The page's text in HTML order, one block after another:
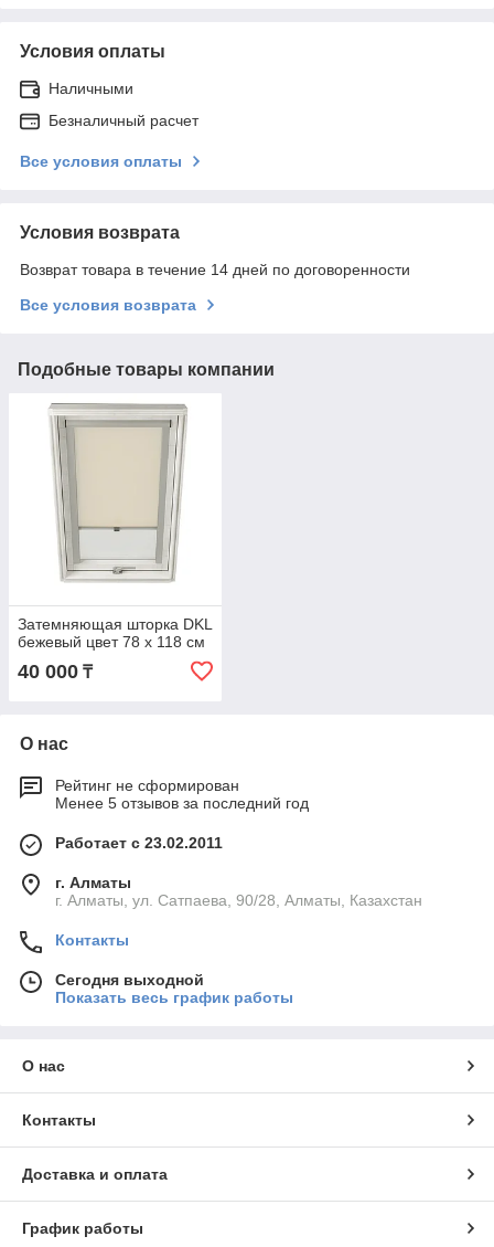
Условия оплаты
Наличными
Безналичный расчет
Все условия оплаты
Условия возврата
Возврат товара в течение 14 дней по договоренности
Все условия возврата
Подобные товары компании
Затемняющая шторка DKL
бежевый цвет 78 х 118 см
40 000 ₸
О нас
Рейтинг не сформирован
Менее 5 отзывов за последний год
Работает с 23.02.2011
г. Алматы
г. Алматы, ул. Сатпаева, 90/28, Алматы, Казахстан
Контакты
Сегодня выходной
Показать весь график работы
О нас
Контакты
Доставка и оплата
График работы